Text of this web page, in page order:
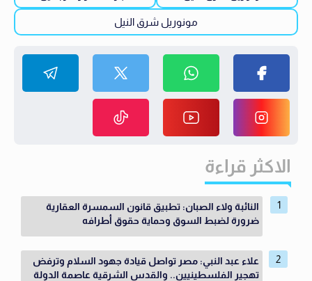
مونوريل شرق النيل
الاكثر قراءة
النائبة ولاء الصبان: تطبيق قانون السمسرة العقارية
ضرورة لضبط السوق وحماية حقوق أطرافه
علاء عبد النبي: مصر تواصل قيادة جهود السلام وترفض
تهجير الفلسطينيين.. والقدس الشرقية عاصمة الدولة